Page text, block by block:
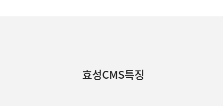
효성CMS특징